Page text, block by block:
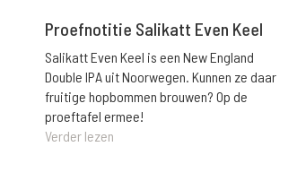
Proefnotitie Salikatt Even Keel
Salikatt Even Keel is een New England
Double IPA uit Noorwegen. Kunnen ze daar
fruitige hopbommen brouwen? Op de
proeftafel ermee!
Verder lezen